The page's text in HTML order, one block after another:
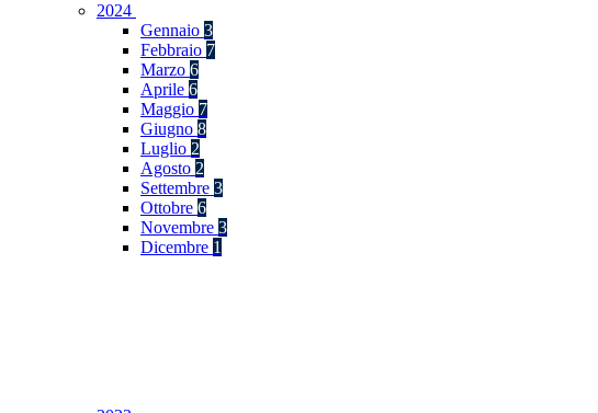
2024
Gennaio 3
Febbraio 7
Marzo 6
Aprile 6
Maggio 7
Giugno 8
Luglio 2
Agosto 2
Settembre 3
Ottobre 6
Novembre 3
Dicembre 1